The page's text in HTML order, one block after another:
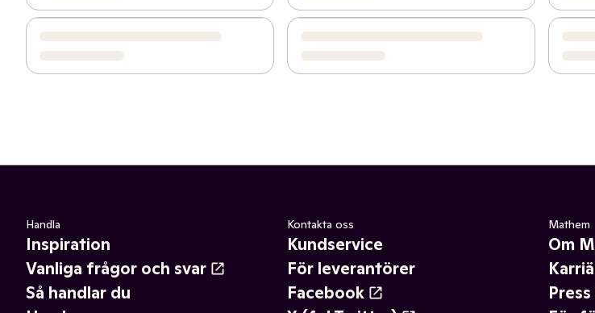
Handla
Inspiration
Vanliga frågor och svar
Så handlar du
Kontakta oss
Kundservice
För leverantörer
Facebook
Mathem
Om
Press